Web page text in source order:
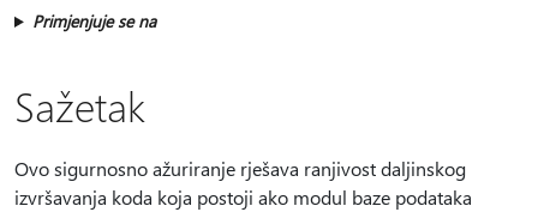
Primjenjuje se na
Sažetak
Ovo sigurnosno ažuriranje rješava ranjivost daljinskog
izvršavanja koda koja postoji ako modul baze podataka